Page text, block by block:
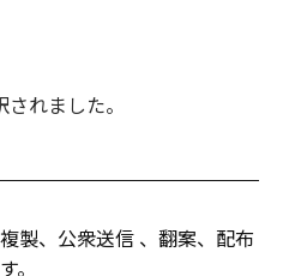
れました。
製、公衆送信 、翻案、配布
。